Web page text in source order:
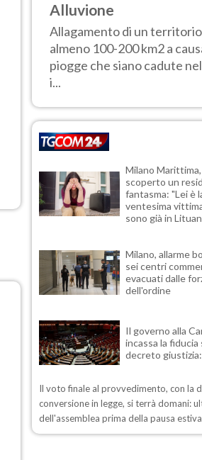
Alluvione
Allagamento di un
almeno 100-200 km2 a
piogge che siano cadute
i...
Milano Marittima,
scoperto un
fantasma: "Lei è
ventesima
sono già in
Milano, allarme
sei centri
evacuati dalle
dell'ordine
Il governo alla
incassa la fiducia
decreto
Il voto finale al provvedimento, con la
conversione in legge, si terrà domani:
dell'assemblea prima della pausa estiva